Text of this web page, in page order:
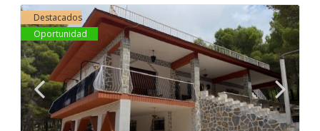
Destacados
Oportunidad